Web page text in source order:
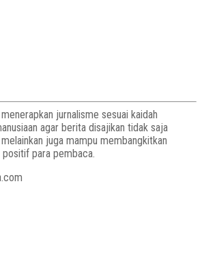
menerapkan jurnalisme sesuai kaidah
agar berita disajikan tidak saja
juga mampu membangkitkan
para pembaca.